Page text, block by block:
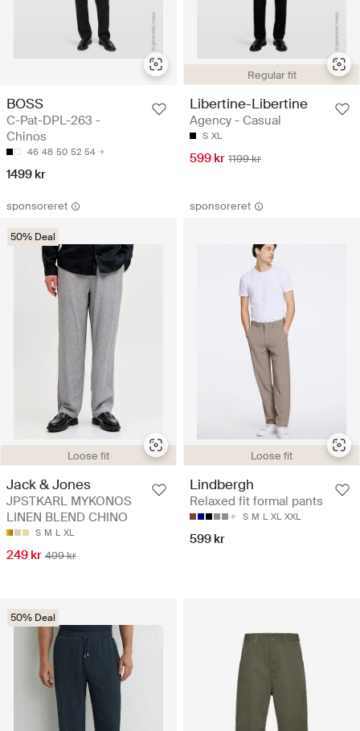
BOSS
C-Pat-DPL-263 -
Chinos
46 48 50 52 54
1499 kr
Regular fit
Libertine-Libertine
Agency - Casual
S XL
599 kr 1199 kr
sponsoreret
Loose fit
50% Deal
Jack & Jones
JPSTKARL MYKONOS
LINEN BLEND CHINO
S M L XL
249 kr 499 kr
sponsoreret
Loose fit
Lindbergh
Relaxed fit formal pants
S M L XL XXL
599 kr
50% Deal